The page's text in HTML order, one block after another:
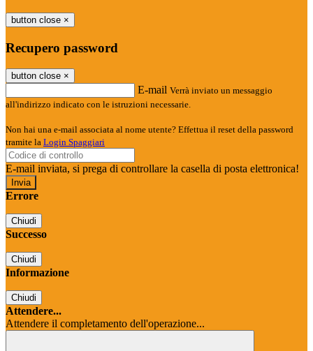
button close ×
Recupero password
button close ×
E-mail Verrà inviato un messaggio
all'indirizzo indicato con le istruzioni necessarie.
Non hai una e-mail associata al nome utente? Effettua il reset della password
tramite la Login Spaggiari
E-mail inviata, si prega di controllare la casella di posta elettronica!
Errore
Chiudi
Successo
Chiudi
Informazione
Chiudi
Attendere...
Attendere il completamento dell'operazione...